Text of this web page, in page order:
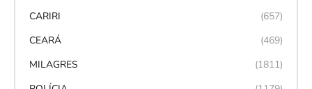
CARIRI
(657)
CEARÁ
(469)
MILAGRES
(1811)